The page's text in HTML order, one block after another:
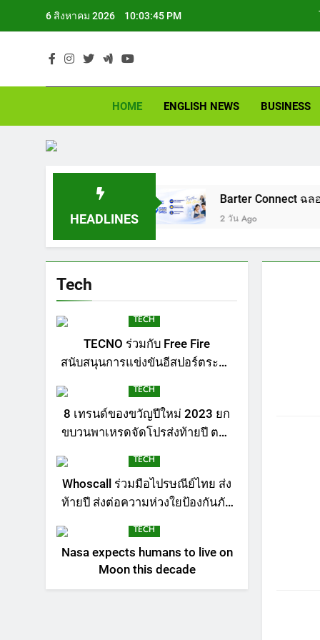
6 สิงหาคม 2026 10:03:45 PM
HOME ENGLISH NEWS BUSINESS
HEADLINES
Barter Connect ฉลอง 29 ปี เปิด
2 วัน Ago
Tech
TECH
TECNO ร่วมกับ Free Fire
สนับสนุนการแข่งขันอีสปอร์ตระดับ
Cup Free Fire Esports School
Challenger by Pathum Thani of
Glory” สร้างฝันเยาวชนไทยสู่เวที
ระดับโลก พร้อมมอบรางวัลสุด
พิเศษให้กับผู้ชนะ
TECH
8 เทรนด์ของขวัญปีใหม่ 2023 ยก
ขบวนพาเหรดจัดโปรส่งท้ายปี ตอบ
TECH
Whoscall ร่วมมือไปรษณีย์ไทย ส่ง
ท้ายปี ส่งต่อความห่วงใยป้องกันภัย
TECH
Nasa expects humans to live on
Moon this decade
PR